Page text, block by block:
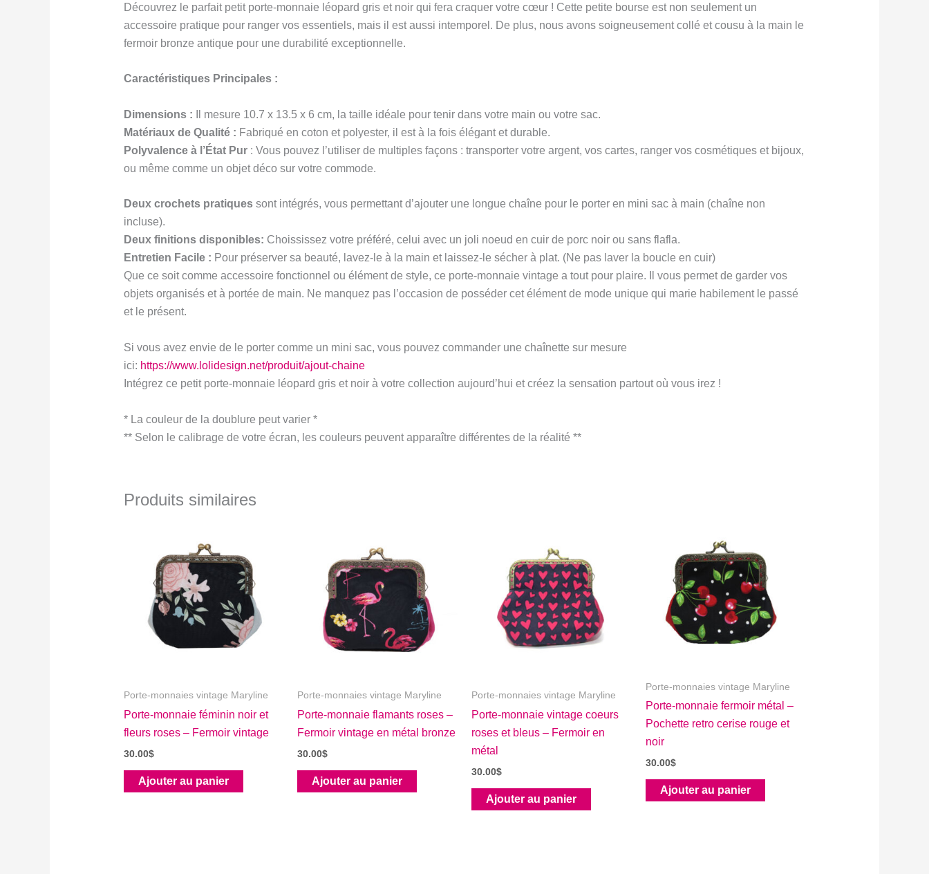
en
métal
Découvrez le parfait petit porte-monnaie léopard gris et noir qui fera craquer votre cœur ! Cette petite bourse est non seulement un
accessoire pratique pour ranger vos essentiels, mais il est aussi intemporel. De plus, nous avons soigneusement collé et cousu à la main le
fermoir bronze antique pour une durabilité exceptionnelle.
Caractéristiques Principales :
Dimensions : Il mesure 10.7 x 13.5 x 6 cm, la taille idéale pour tenir dans votre main ou votre sac.
Matériaux de Qualité : Fabriqué en coton et polyester, il est à la fois élégant et durable.
Polyvalence à l’État Pur: Vous pouvez l’utiliser de multiples façons : transporter votre argent, vos cartes, ranger vos cosmétiques et bijoux,
ou même comme un objet déco sur votre commode.
Deux crochets pratiquessont intégrés, vous permettant d’ajouter une longue chaîne pour le porter en mini sac à main (chaîne non
incluse).
Deux finitions disponibles: Choississez votre préféré, celui avec un joli noeud en cuir de porc noir ou sans flafla.
Entretien Facile : Pour préserver sa beauté, lavez-le à la main et laissez-le sécher à plat. (Ne pas laver la boucle en cuir)
Que ce soit comme accessoire fonctionnel ou élément de style, ce porte-monnaie vintage a tout pour plaire. Il vous permet de garder vos
objets organisés et à portée de main. Ne manquez pas l’occasion de posséder cet élément de mode unique qui marie habilement le passé
et le présent.
Si vous avez envie de le porter comme un mini sac, vous pouvez commander une chaînette sur mesure
ici: https://www.lolidesign.net/produit/ajout-chaine
Intégrez ce petit porte-monnaie léopard gris et noir à votre collection aujourd’hui et créez la sensation partout où vous irez !
* La couleur de la doublure peut varier *
** Selon le calibrage de votre écran, les couleurs peuvent apparaître différentes de la réalité **
Produits similaires
Porte-monnaies vintage Maryline
Porte-monnaie féminin noir et
fleurs roses – Fermoir vintage
30.00$
Ajouter au panier
Porte-monnaies vintage Maryline
Porte-monnaie flamants roses –
Fermoir vintage en métal bronze
30.00$
Ajouter au panier
Porte-monnaies vintage Maryline
Porte-monnaie vintage coeurs
roses et bleus – Fermoir en
métal
30.00$
Ajouter au panier
Porte-monnaies vintage Maryline
Porte-monnaie fermoir métal –
Pochette retro cerise rouge et
noir
30.00$
Ajouter au panier